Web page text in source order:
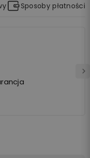
Sposoby płatności